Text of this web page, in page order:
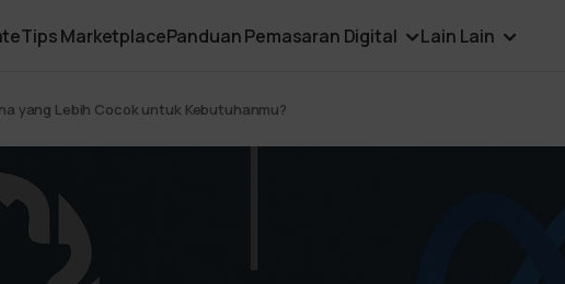
Tips MarketplacePanduan Pemasaran Digital Lain Lain
yang Lebih Cocok untuk Kebutuhanmu?